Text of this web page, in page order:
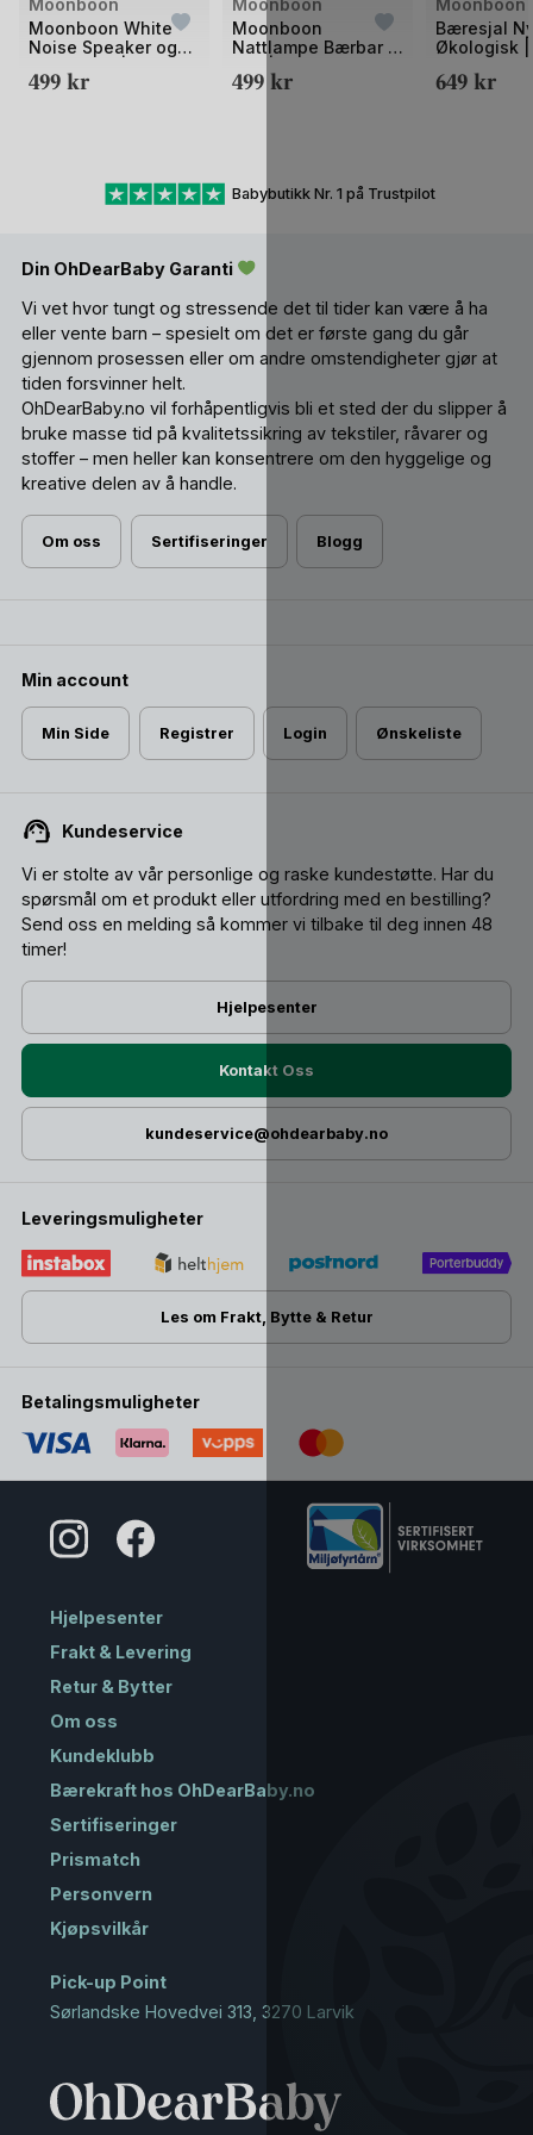
av
Moonboon
Moonboon White
Noise Speaker og
bedre søvn
499 kr
av
2
Moonboon
Moonboon
Nattlampe Bærbar -
499 kr
av
2
Moonboon
Bæresjal
Økologisk |
649 kr
Babybutikk Nr. 1 på Trustpilot
Din OhDearBaby Garanti
Vi vet hvor tungt og stressende det til tider kan være å ha
eller vente barn – spesielt om det er første gang du går
gjennom prosessen eller om andre omstendigheter gjør at
tiden forsvinner helt.
OhDearBaby.no vil forhåpentligvis bli et sted der du slipper å
bruke masse tid på kvalitetssikring av tekstiler, råvarer og
stoffer – men heller kan konsentrere om den hyggelige og
kreative delen av å handle.
Om oss Sertifiseringer Blogg
Min account
Min Side Registrer Login Ønskeliste
Kundeservice
Vi er stolte av vår personlige og raske kundestøtte. Har du
spørsmål om et produkt eller utfordring med en bestilling?
Send oss ​​en melding så kommer vi tilbake til deg innen 48
timer!
Hjelpesenter
Kontakt Oss
kundeservice@ohdearbaby.no
Leveringsmuligheter
Les om Frakt, Bytte & Retur
Betalingsmuligheter
Hjelpesenter
Frakt & Levering
Retur & Bytter
Om oss
Kundeklubb
Bærekraft hos OhDearBaby.no
Sertifiseringer
Prismatch
Personvern
Kjøpsvilkår
Pick-up Point
Sørlandske Hovedvei 313, 3270 Larvik